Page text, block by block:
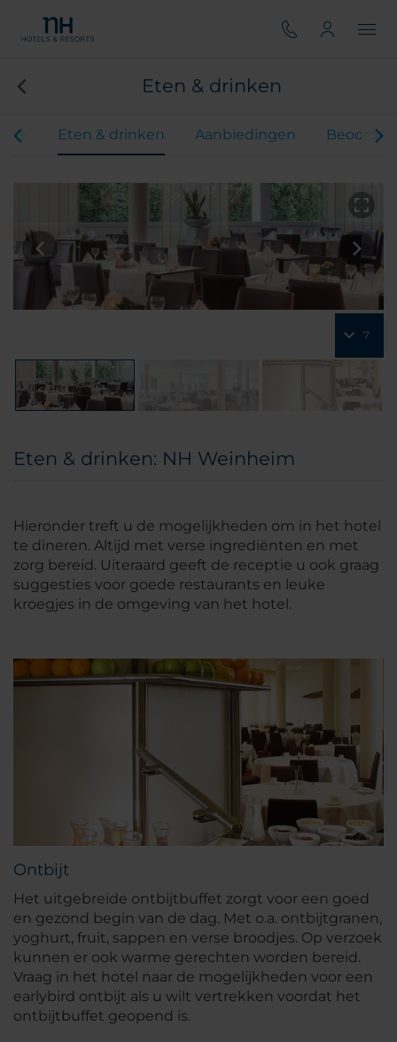
Eten & drinken
Eten & drinken Aanbiedingen
7
Eten & drinken: NH Weinheim
Hieronder treft u de mogelijkheden om in het hotel
te dineren. Altijd met verse ingrediënten en met
zorg bereid. Uiteraard geeft de receptie u ook graag
suggesties voor goede restaurants en leuke
kroegjes in de omgeving van het hotel.
Ontbijt
Het uitgebreide ontbijtbuffet zorgt voor een goed
en gezond begin van de dag. Met o.a. ontbijtgranen,
yoghurt, fruit, sappen en verse broodjes. Op verzoek
kunnen er ook warme gerechten worden bereid.
Vraag in het hotel naar de mogelijkheden voor een
earlybird ontbijt als u wilt vertrekken voordat het
ontbijtbuffet geopend is.